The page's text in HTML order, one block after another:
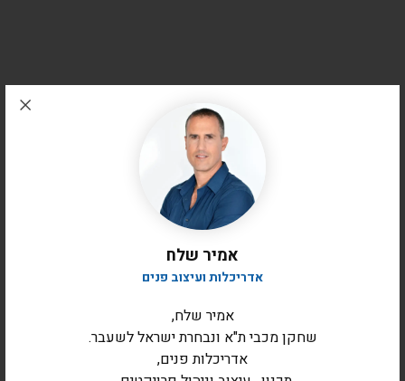
אמיר שלח
אדריכלות ועיצוב פנים
אמיר שלח,
שחקן מכבי ת"א ונבחרת ישראל לשעבר.
אדריכלות פנים,